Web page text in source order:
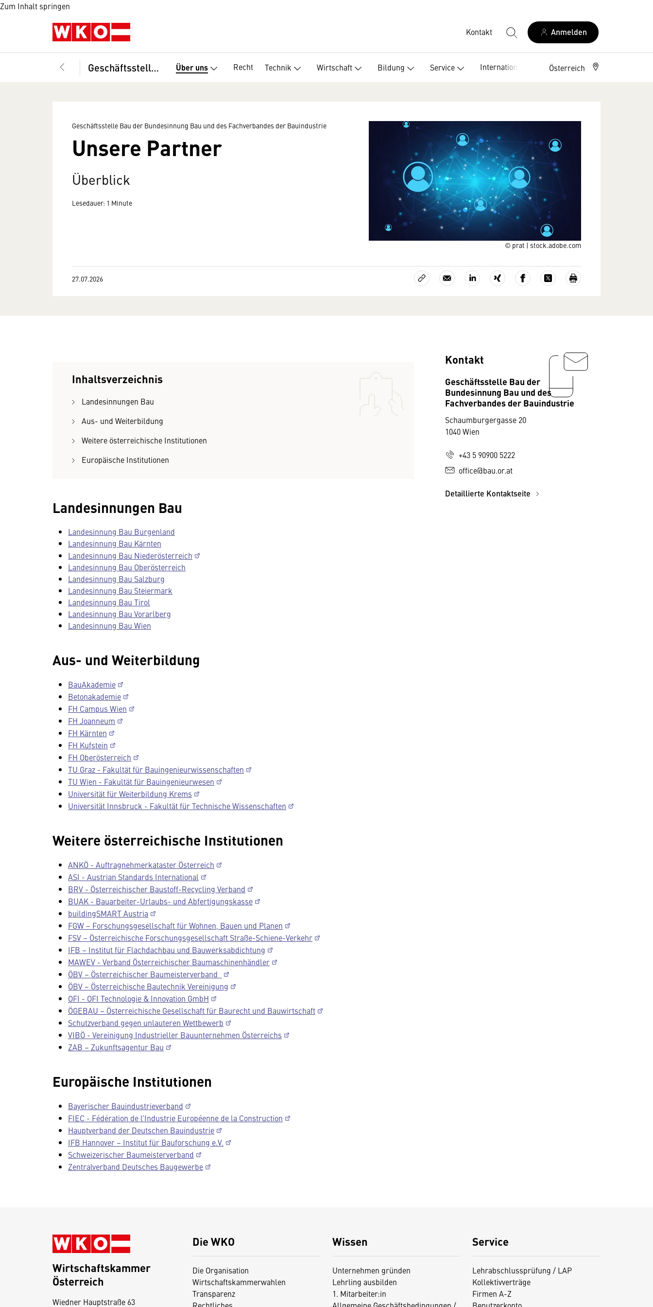
Zum Inhalt springen
Kontakt Anmelden
Geschäftsstelle Bau der Bundesinnung Bau und des Fachverbandes der Bauindustrie Über uns Recht Technik Wirtschaft Bildung Service International Österreich
© prat | stock.adobe.com
Geschäftsstelle Bau der Bundesinnung Bau und des Fachverbandes der Bauindustrie
Unsere Partner
Überblick
Lesedauer: 1 Minute
27.07.2026
Inhaltsverzeichnis
Landesinnungen Bau
Aus- und Weiterbildung
Weitere österreichische Institutionen
Europäische Institutionen
Landesinnungen Bau
Landesinnung Bau Burgenland
Landesinnung Bau Kärnten
Landesinnung Bau Niederösterreich
Landesinnung Bau Oberösterreich
Landesinnung Bau Salzburg
Landesinnung Bau Steiermark
Landesinnung Bau Tirol
Landesinnung Bau Vorarlberg
Landesinnung Bau Wien
Aus- und Weiterbildung
BauAkademie
Betonakademie
FH Campus Wien
FH Joanneum
FH Kärnten
FH Kufstein
FH Oberösterreich
TU Graz - Fakultät für Bauingenieurwissenschaften
TU Wien - Fakultät für Bauingenieurwesen
Universität für Weiterbildung Krems
Universität Innsbruck - Fakultät für Technische Wissenschaften
Weitere österreichische Institutionen
ANKÖ - Auftragnehmerkataster Österreich
ASI - Austrian Standards International
BRV - Österreichischer Baustoff-Recycling Verband
BUAK - Bauarbeiter-Urlaubs- und Abfertigungskasse
buildingSMART Austria
FGW – Forschungsgesellschaft für Wohnen, Bauen und Planen
FSV – Österreichische Forschungsgesellschaft Straße-Schiene-Verkehr
IFB – Institut für Flachdachbau und Bauwerksabdichtung
MAWEV - Verband Österreichischer Baumaschinenhändler
ÖBV – Österreichischer Baumeisterverband
ÖBV – Österreichische Bautechnik Vereinigung
OFI - OFI Technologie & Innovation GmbH
ÖGEBAU – Österreichische Gesellschaft für Baurecht und Bauwirtschaft
Schutzverband gegen unlauteren Wettbewerb
VIBÖ - Vereinigung Industrieller Bauunternehmen Österreichs
ZAB – Zukunftsagentur Bau
Europäische Institutionen
Bayerischer Bauindustrieverband
FIEC - Fédération de l’Industrie Européenne de la Construction
Hauptverband der Deutschen Bauindustrie
IFB Hannover – Institut für Bauforschung e.V.
Schweizerischer Baumeisterverband
Zentralverband Deutsches Baugewerbe
Kontakt
Geschäftsstelle Bau der
Bundesinnung Bau und des
Fachverbandes der Bauindustrie
Schaumburgergasse 20
1040 Wien
+43 5 90900 5222
office@bau.or.at
Detaillierte Kontaktseite
Die WKO
Die Organisation
Wirtschaftskammerwahlen
Transparenz
Wissen
Unternehmen gründen
Lehrling ausbilden
1. Mitarbeiter:in
Service
Lehrabschlussprüfung / LAP
Kollektivverträge
Firmen A-Z
Wirtschaftskammer
Österreich
Wiedner Hauptstraße 63